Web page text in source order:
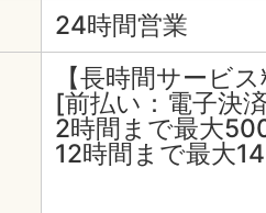
24時間営業
【長時間サービ
[前払い：電子決
2時間まで最大
12時間まで最大